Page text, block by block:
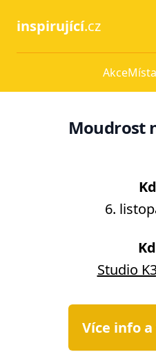
inspirující.cz
AkceMísta
Moudrost
6.
Studio
Více info